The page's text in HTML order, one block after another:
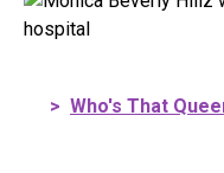
> Who's That